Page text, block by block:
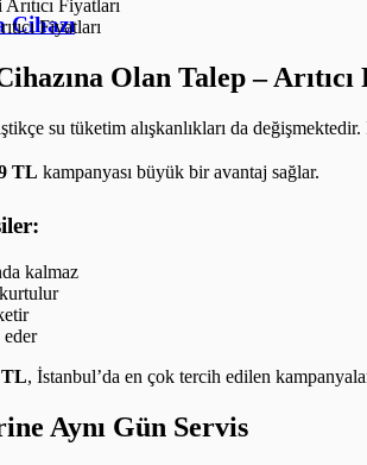
Cihazı
Fiyatları
Olan Talep –
su tüketim alışkanlıkları da
TL kampanyası büyük bir avantaj sağlar.
kalmaz
TL, İstanbul’da en çok tercih edilen
Aynı Gün Servis